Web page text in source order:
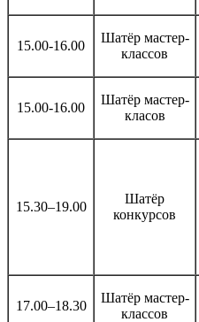
15.00-16.00
Шатёр мастер-
классов
15.00-16.00
Шатёр мастер-
класов
15.30–19.00
Шатёр
конкурсов
17.00–18.30
Шатёр мастер-
классов